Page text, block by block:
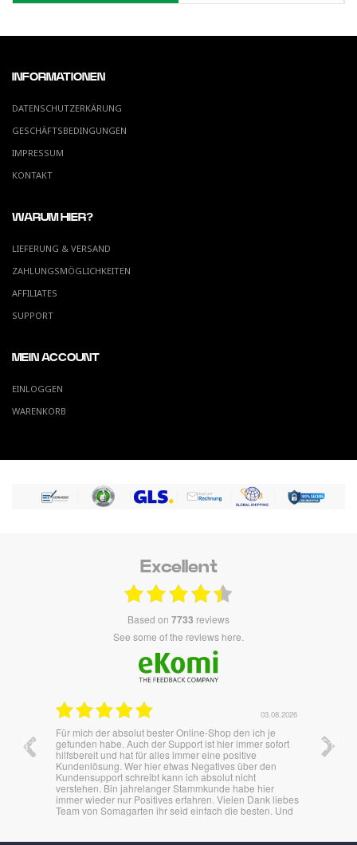
INFORMATIONEN
DATENSCHUTZERKÄRUNG
GESCHÄFTSBEDINGUNGEN
IMPRESSUM
KONTAKT
WARUM HIER?
LIEFERUNG & VERSAND
ZAHLUNGSMÖGLICHKEITEN
AFFILIATES
SUPPORT
MEIN ACCOUNT
EINLOGGEN
WARENKORB
Excellent
based on 7733 reviews
see some of the reviews here.
03.08.2026
Für mich der absolut bester Online-Shop den ich je
gefunden habe. Auch der Support ist hier immer sofort
hilfsbereit und hat für alles immer eine positive
Kundenlösung. Wer hier etwas Negatives über den
Kundensupport schreibt kann ich absolut nicht
verstehen. Bin jahrelanger Stammkunde habe hier
immer wieder nur Positives erfahren. Vielen Dank liebes
Team von Somagarten ihr seid einfach die besten. Und
bestens.